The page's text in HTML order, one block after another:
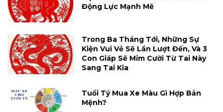
Động Lực Mạnh Mẽ
Trong Ba Tháng Tới, Những Sự
Kiện Vui Vẻ Sẽ Lần Lượt Đến, Và 3
Con Giáp Sẽ Mỉm Cười Từ Tai Này
Sang Tai Kia
Tuổi Tý Mua Xe Màu Gì Hợp Bản
Mệnh?